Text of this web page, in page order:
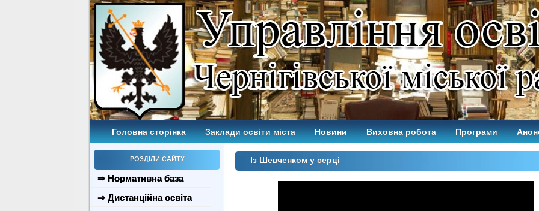
Головна сторінка Заклади освіти міста Новини Виховна робота Програми
РОЗДІЛИ САЙТУ
⇒ Нормативна база
⇒ Дистанційна освіта
Із Шевченком у серці